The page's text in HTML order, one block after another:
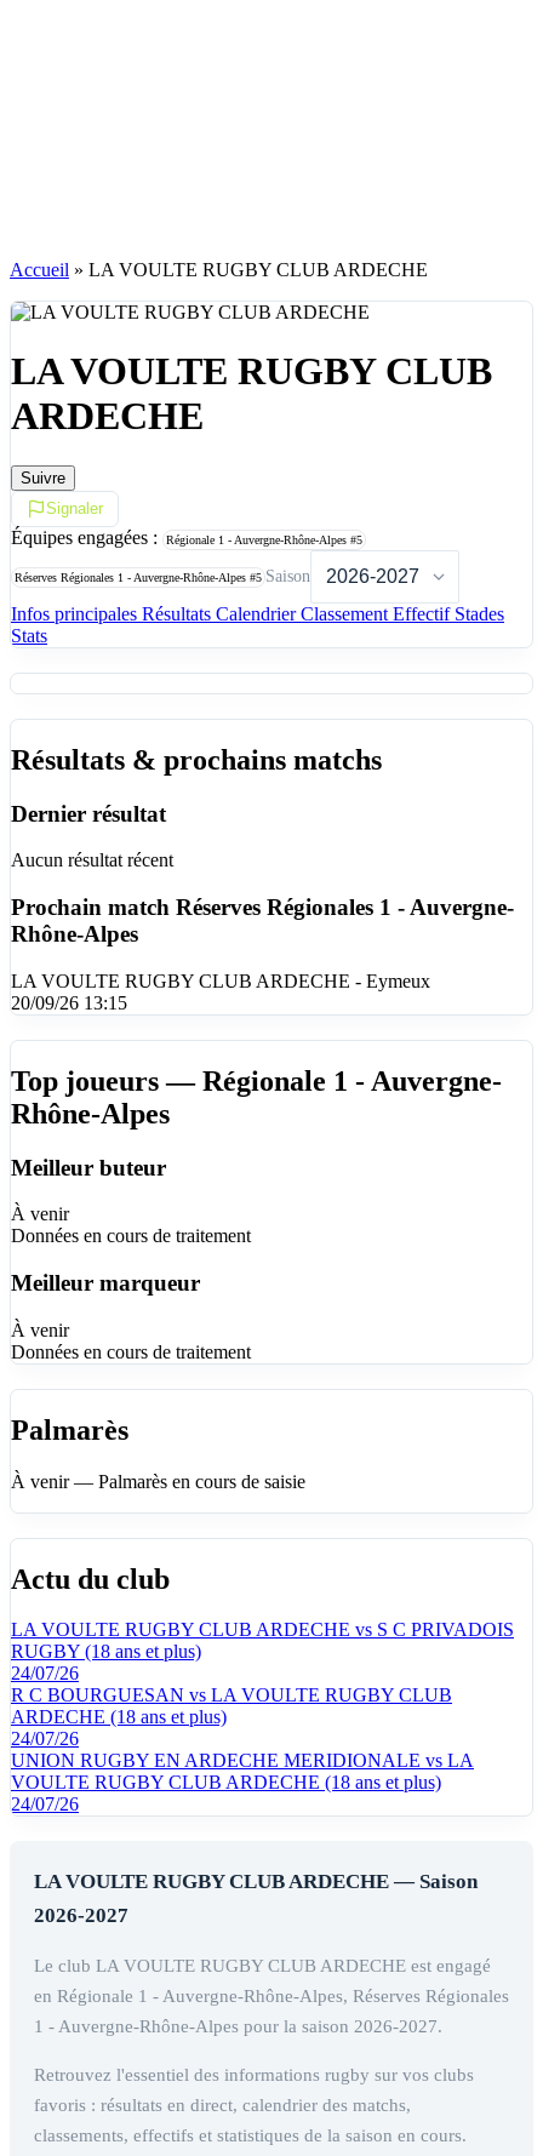
Accueil » LA VOULTE RUGBY CLUB ARDECHE
LA VOULTE RUGBY CLUB
ARDECHE
Suivre
Signaler
Équipes engagées : Régionale 1 - Auvergne-Rhône-Alpes #5
Réserves Régionales 1 - Auvergne-Rhône-Alpes #5 Saison
Infos principales Résultats CalendrierClassement Effectif Stades
Stats
Résultats & prochains matchs
Dernier résultat
Aucun résultat récent
Prochain match Réserves Régionales 1 - Auvergne-
Rhône-Alpes
LA VOULTE RUGBY CLUB ARDECHE - Eymeux
20/09/26 13:15
Top joueurs — Régionale 1 - Auvergne-
Rhône-Alpes
Meilleur buteur
À venir
Données en cours de traitement
Meilleur marqueur
À venir
Données en cours de traitement
Palmarès
À venir — Palmarès en cours de saisie
Actu du club
LA VOULTE RUGBY CLUB ARDECHE vs S C PRIVADOIS
RUGBY (18 ans et plus)
24/07/26
R C BOURGUESAN vs LA VOULTE RUGBY CLUB
ARDECHE (18 ans et plus)
24/07/26
UNION RUGBY EN ARDECHE MERIDIONALE vs LA
VOULTE RUGBY CLUB ARDECHE (18 ans et plus)
24/07/26
LA VOULTE RUGBY CLUB ARDECHE — Saison
2026-2027
Le club LA VOULTE RUGBY CLUB ARDECHE est engagé
en Régionale 1 - Auvergne-Rhône-Alpes, Réserves Régionales
1 - Auvergne-Rhône-Alpes pour la saison 2026-2027.
Retrouvez l'essentiel des informations rugby sur vos clubs
favoris : résultats en direct, calendrier des matchs,
classements, effectifs et statistiques de la saison en cours.